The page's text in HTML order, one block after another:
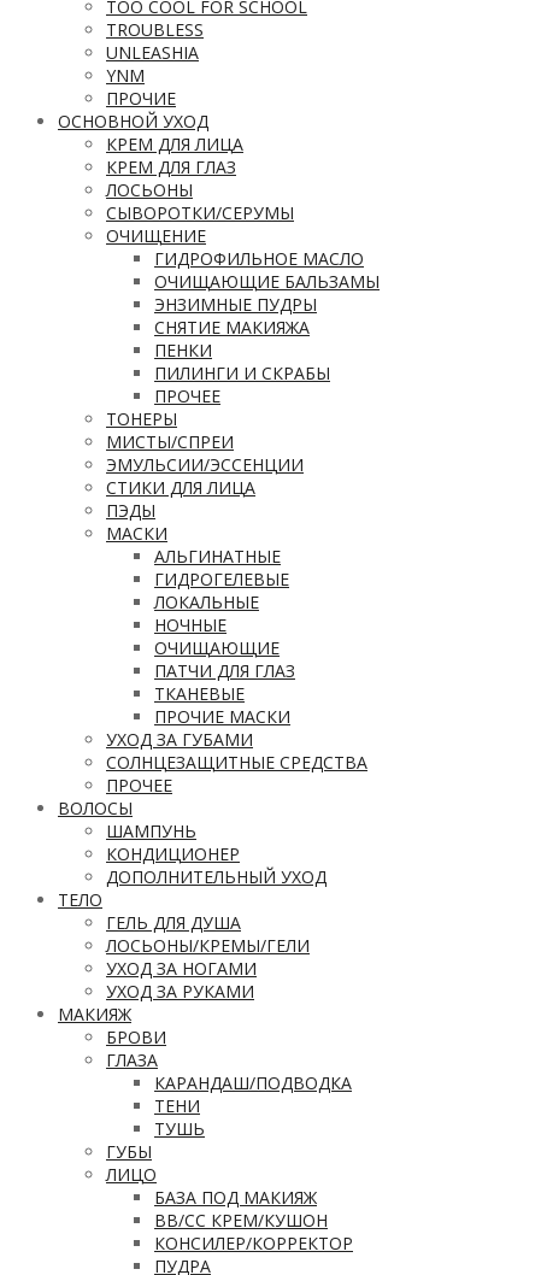
TOO COOL FOR SCHOOL
TROUBLESS
UNLEASHIA
YNM
ПРОЧИЕ
ОСНОВНОЙ УХОД
КРЕМ ДЛЯ ЛИЦА
КРЕМ ДЛЯ ГЛАЗ
ЛОСЬОНЫ
СЫВОРОТКИ/СЕРУМЫ
ОЧИЩЕНИЕ
ГИДРОФИЛЬНОЕ МАСЛО
ОЧИЩАЮЩИЕ БАЛЬЗАМЫ
ЭНЗИМНЫЕ ПУДРЫ
СНЯТИЕ МАКИЯЖА
ПЕНКИ
ПИЛИНГИ И СКРАБЫ
ПРОЧЕЕ
ТОНЕРЫ
МИСТЫ/СПРЕИ
ЭМУЛЬСИИ/ЭССЕНЦИИ
СТИКИ ДЛЯ ЛИЦА
ПЭДЫ
МАСКИ
АЛЬГИНАТНЫЕ
ГИДРОГЕЛЕВЫЕ
ЛОКАЛЬНЫЕ
НОЧНЫЕ
ОЧИЩАЮЩИЕ
ПАТЧИ ДЛЯ ГЛАЗ
ТКАНЕВЫЕ
ПРОЧИЕ МАСКИ
УХОД ЗА ГУБАМИ
СОЛНЦЕЗАЩИТНЫЕ СРЕДСТВА
ПРОЧЕЕ
ВОЛОСЫ
ШАМПУНЬ
КОНДИЦИОНЕР
ДОПОЛНИТЕЛЬНЫЙ УХОД
ТЕЛО
ГЕЛЬ ДЛЯ ДУША
ЛОСЬОНЫ/КРЕМЫ/ГЕЛИ
УХОД ЗА НОГАМИ
УХОД ЗА РУКАМИ
МАКИЯЖ
БРОВИ
ГЛАЗА
КАРАНДАШ/ПОДВОДКА
ТЕНИ
ТУШЬ
ГУБЫ
ЛИЦО
БАЗА ПОД МАКИЯЖ
ВВ/CC КРЕМ/КУШОН
КОНСИЛЕР/КОРРЕКТОР
ПУДРА